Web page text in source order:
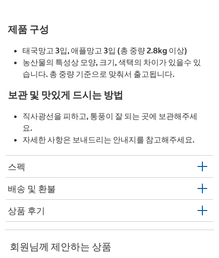
제품 구성
태국망고 3입, 애플망고 3입 (총 중량 2.8kg 이상)
농산물의 특성상 모양, 크기, 색택의 차이가 있을수 있
습니다. 총 중량 기준으로 맞춰서 출고됩니다.
보관 및 맛있게 드시는 방법
직사광선을 피하고, 통풍이 잘 되는 곳에 보관해주세
요.
자세한 사항은 보내드리는 안내지를 참고해주세요.
스펙
배송 및 환불
상품 후기
회원님께 제안하는 상품